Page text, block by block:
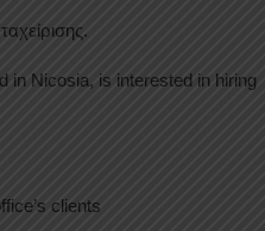
in Nicosia, is interested in hiring
clients